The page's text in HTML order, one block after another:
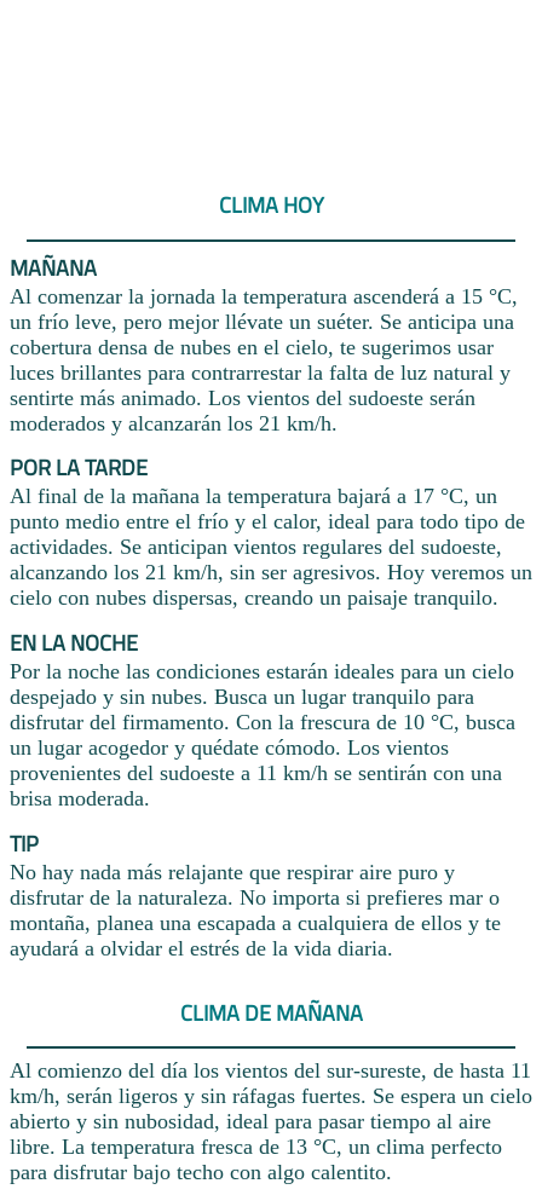
CLIMA HOY
MAÑANA
Al comenzar la jornada la temperatura ascenderá a 15 °C,
un frío leve, pero mejor llévate un suéter. Se anticipa una
cobertura densa de nubes en el cielo, te sugerimos usar
luces brillantes para contrarrestar la falta de luz natural y
sentirte más animado. Los vientos del sudoeste serán
moderados y alcanzarán los 21 km/h.
POR LA TARDE
Al final de la mañana la temperatura bajará a 17 °C, un
punto medio entre el frío y el calor, ideal para todo tipo de
actividades. Se anticipan vientos regulares del sudoeste,
alcanzando los 21 km/h, sin ser agresivos. Hoy veremos un
cielo con nubes dispersas, creando un paisaje tranquilo.
EN LA NOCHE
Por la noche las condiciones estarán ideales para un cielo
despejado y sin nubes. Busca un lugar tranquilo para
disfrutar del firmamento. Con la frescura de 10 °C, busca
un lugar acogedor y quédate cómodo. Los vientos
provenientes del sudoeste a 11 km/h se sentirán con una
brisa moderada.
TIP
No hay nada más relajante que respirar aire puro y
disfrutar de la naturaleza. No importa si prefieres mar o
montaña, planea una escapada a cualquiera de ellos y te
ayudará a olvidar el estrés de la vida diaria.
CLIMA DE MAÑANA
Al comienzo del día los vientos del sur-sureste, de hasta 11
km/h, serán ligeros y sin ráfagas fuertes. Se espera un cielo
abierto y sin nubosidad, ideal para pasar tiempo al aire
libre. La temperatura fresca de 13 °C, un clima perfecto
para disfrutar bajo techo con algo calentito.